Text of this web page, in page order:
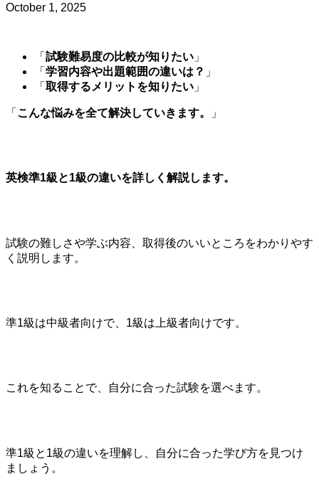
October 1, 2025
「 試験難易度の比較が知りたい 」
「 学習内容や出題範囲の違いは？ 」
「 取得するメリットを知りたい 」
「 こんな悩みを全て解決していきます。 」
英検準1級と1級の違いを詳しく解説します。
試験の難しさや学ぶ内容、取得後のいいところをわかりやす
く説明します。
準1級は中級者向けで、1級は上級者向けです。
これを知ることで、自分に合った試験を選べます。
準1級と1級の違いを理解し、自分に合った学び方を見つけ
ましょう。